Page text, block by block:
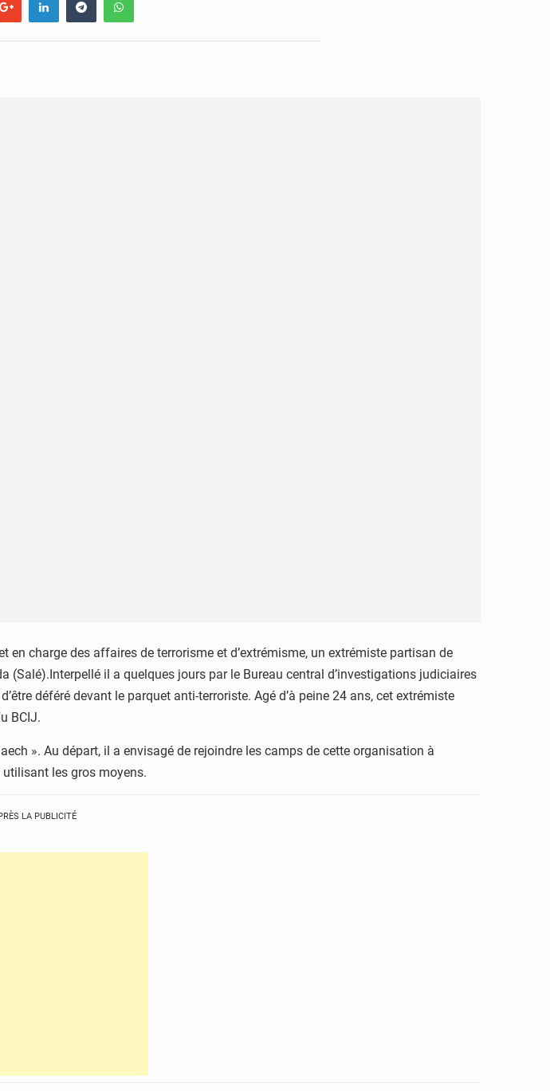
charge des affaires de terrorisme et d’extrémisme, un extrémiste partisan de
(Salé).Interpellé il a quelques jours par le Bureau central d’investigations judiciaires
déféré devant le parquet anti-terroriste. Agé d’à peine 24 ans, cet extrémiste
BCIJ.
». Au départ, il a envisagé de rejoindre les camps de cette organisation à
les gros moyens.
LA PUBLICITÉ